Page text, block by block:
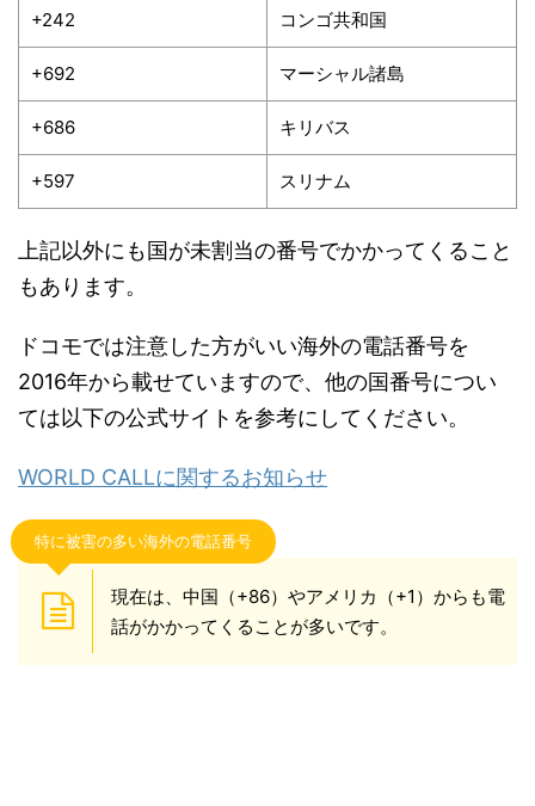
+242 コンゴ共和国
+692 マーシャル諸島
+686 キリバス
+597 スリナム
上記以外にも国が未割当の番号でかかってくること
もあります。
ドコモでは注意した方がいい海外の電話番号を
2016年から載せていますので、他の国番号につい
ては以下の公式サイトを参考にしてください。
WORLD CALLに関するお知らせ
特に被害の多い海外の電話番号
現在は、中国（+86）やアメリカ（+1）からも電
話がかかってくることが多いです。